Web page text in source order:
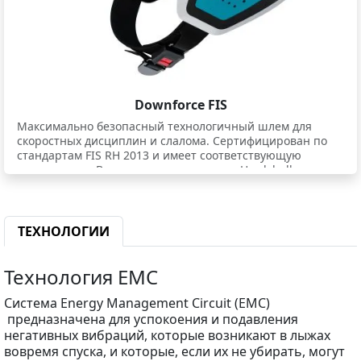
Downforce FIS
Максимально безопасный технологичный шлем для
скоростных дисциплин и слалома. Сертифицирован по
стандартам FIS RH 2013 и имеет соответствующую
маркировку. - Выполнен по технологии Hardshell - легкая
полноценную слаломную защиту HEAD RACING
CHINGUARD. Для монтажа чингарды предусмотрены
запасные слаломные ушные заглушки (поставляются в
только универсален, отлично сидит и обеспечивает
высочайшую защиту, но и имеет хорошую акустику. - Вес
шлема ультра мал: всего 560 граммов. - Соответствует FIS
RH 2013
ТЕХНОЛОГИИ
Технология EMC
Система Energy Management Circuit (EMC)
предназначена для успокоения и подавления
негативных вибраций, которые возникают в лыжах
вовремя спуска, и которые, если их не убирать, могут